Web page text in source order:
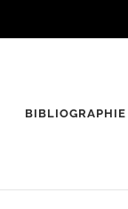
BIBLIOGRAPHIE